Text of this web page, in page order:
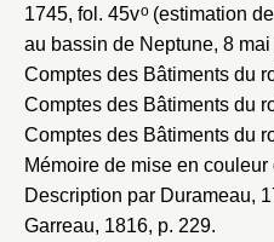
1745, fol. 45vo(estimation
au bassin de Neptune, 8 mai
Comptes des Bâtiments du
Comptes des Bâtiments du
Comptes des Bâtiments du
Mémoire de mise en
Description par Durameau,
Garreau, 1816, p. 229.